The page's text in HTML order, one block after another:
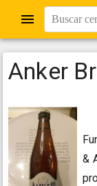
Buscar
Anker
&